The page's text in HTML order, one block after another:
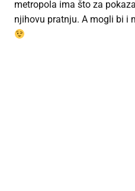
metropola ima što za
njihovu pratnju. A mogli bi i